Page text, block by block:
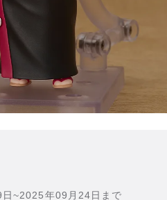
~2025年09月24日まで